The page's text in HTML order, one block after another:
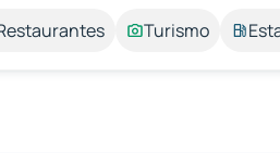
Turismo